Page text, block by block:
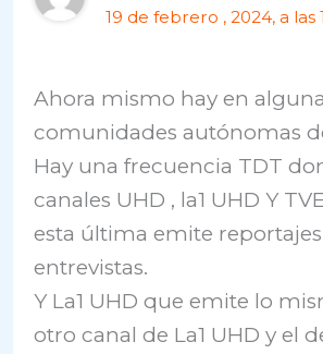
19 de febrero , 2024, a las
Ahora mismo hay en alguna
comunidades autónomas
Hay una frecuencia TDT
canales UHD , la1 UHD Y
esta última emite
entrevistas.
Y La1 UHD que emite lo
otro canal de La1 UHD y el